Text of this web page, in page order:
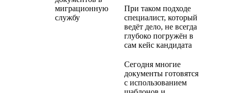
миграционную
службу
При таком подходе
специалист, который
ведёт дело, не всегда
глубоко погружён в
сам кейс кандидата
Сегодня многие
документы готовятся
с использованием